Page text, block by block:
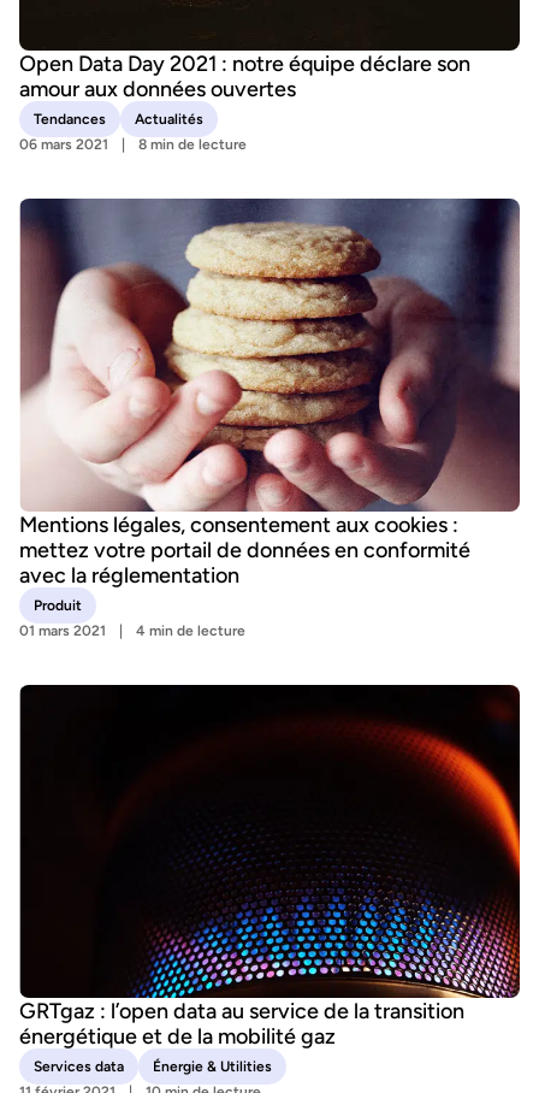
Open Data Day 2021 : notre équipe déclare son
amour aux données ouvertes
Tendances
Actualités
06 mars 2021
8 min de lecture
Mentions légales, consentement aux cookies :
mettez votre portail de données en conformité
avec la réglementation
Produit
01 mars 2021
4 min de lecture
GRTgaz : l’open data au service de la transition
énergétique et de la mobilité gaz
Services data
Énergie & Utilities